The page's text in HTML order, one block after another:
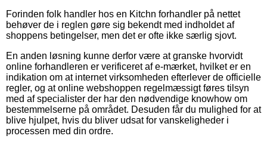
Forinden folk handler hos en Kitchn forhandler på nettet
behøver de i reglen gøre sig bekendt med indholdet af
shoppens betingelser, men det er ofte ikke særlig sjovt.
En anden løsning kunne derfor være at granske hvorvidt
online forhandleren er verificeret af e-mærket, hvilket er en
indikation om at internet virksomheden efterlever de officielle
regler, og at online webshoppen regelmæssigt føres tilsyn
med af specialister der har den nødvendige knowhow om
bestemmelserne på området. Desuden får du mulighed for at
blive hjulpet, hvis du bliver udsat for vanskeligheder i
processen med din ordre.